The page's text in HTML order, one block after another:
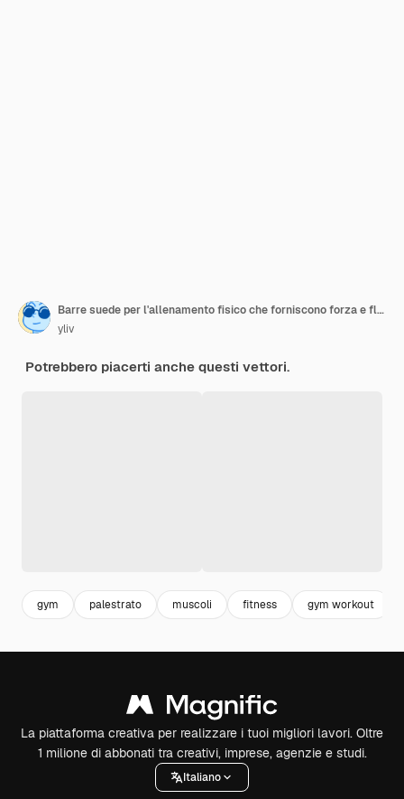
Barre suede per l'allenamento fisico che forniscono forza e flessibilità
yliv
Potrebbero piacerti anche questi vettori.
gym palestrato muscoli fitness gym workout
La piattaforma creativa per realizzare i tuoi migliori lavori. Oltre
1 milione di abbonati tra creativi, imprese, agenzie e studi.
Italiano